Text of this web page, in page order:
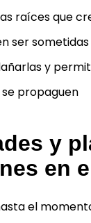
raíces que
ser
y
propaguen
y
en
el